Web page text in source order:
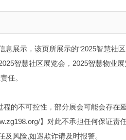
展示，该页所展示的“2025智慧社
智慧社区展览会，2025智慧物业
任。
的不可控性，部分展会可能会存在
】对此不承担任何保证责
风险,如遇欺诈请及时报警。